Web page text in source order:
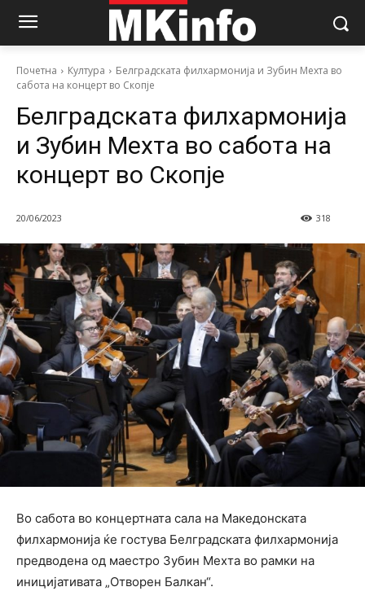
Почетна Култура
Белградската филхармонија и Зубин Мехта во
сабота на концерт во Скопје
Белградската филхармонија
и Зубин Мехта во сабота на
концерт во Скопје
20/06/2023 318
Во сабота во концертната сала на Македонската
филхармонија ќе гостува Белградската филхармонија
предводена од маестро Зубин Мехта во рамки на
иницијативата „Отворен Балкан“.